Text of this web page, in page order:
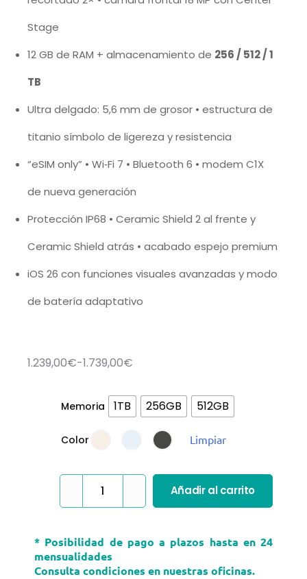
Stage
12 GB de RAM + almacenamiento de 256 / 512 / 1
TB
Ultra delgado: 5,6 mm de grosor • estructura de
titanio símbolo de ligereza y resistencia
“eSIM only” • Wi‑Fi 7 • Bluetooth 6 • modem C1X
de nueva generación
Protección IP68 • Ceramic Shield 2 al frente y
Ceramic Shield atrás • acabado espejo premium
iOS 26 con funciones visuales avanzadas y modo
de batería adaptativo
1.239,00€-1.739,00€
Rango
precios:
1.239,00€
1.739,00€
Memoria 1TB 256GB 512GB
Color Limpiar
Iphone
cantidad
Añadir al carrito
* Posibilidad de pago a plazos hasta en 24
mensualidades
Consulta condiciones en nuestras oficinas.